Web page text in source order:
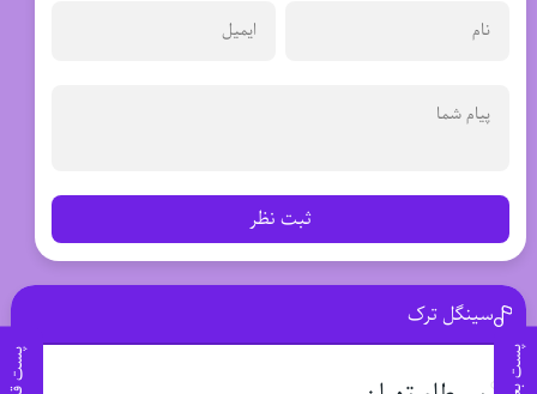
پست قبلی
ثبت نظر
سینگل ترک